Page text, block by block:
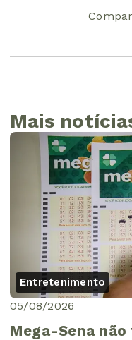
Mais
Entretenimento
05/08/2026
Mega-Sena